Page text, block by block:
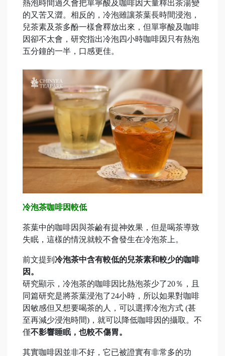
熱泡時間過久會把單寧酸及咖啡因大量釋出茶湯變
的又苦又澀。相反的，冷泡雖讓茶葉長時間浸泡，
兒茶素及茶多酚一樣會釋放出來，但單寧酸及咖啡
因卻不太會，研究指出冷泡四小時咖啡因只有熱泡
五分鐘的一半，口感更佳。
冷泡茶咖啡因較低
茶葉中的咖啡因與茶鹼有提神效果，但是喝茶導致
失眠，這樣的情況就較不會發生在冷泡茶上。
前文提到 冷泡茶中含有較低的兒茶素和較少的咖啡
因。
研究顯示，冷泡茶的咖啡因比熱泡茶少了20％，且
同篇研究是將茶葉浸泡了24小時，所以如果對咖啡
因敏感但又想要喝茶的人，可以選擇冷泡方式 (甚
至再減少浸泡時間)，就可以降低咖啡因的攝取。不
僅不影響睡眠，也較不傷胃。
其實咖啡因並非不好，它已被證實有非常多的功